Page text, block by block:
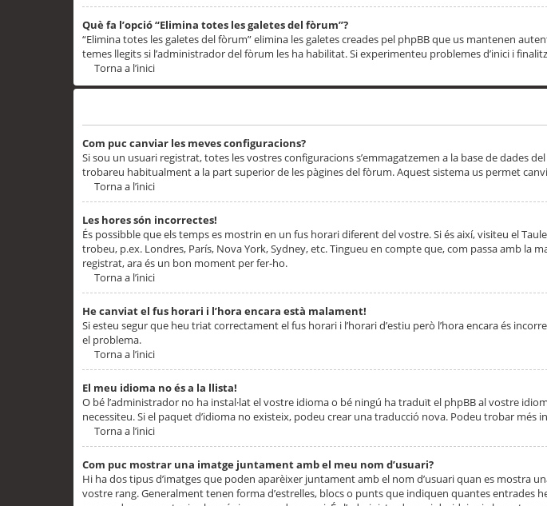
Què fa l’opció “Elimina totes les galetes del fòrum”?
“Elimina totes les galetes del fòrum” elimina les galetes creades pel phpBB que us mantenen
temes llegits si l’administrador del fòrum les ha habilitat. Si experimenteu problemes d’inici i
Torna a l’inici
Com puc canviar les meves configuracions?
Si sou un usuari registrat, totes les vostres configuracions s’emmagatzemen a la base de dades
trobareu habitualment a la part superior de les pàgines del fòrum. Aquest sistema us permet
Torna a l’inici
Les hores són incorrectes!
És possibble que els temps es mostrin en un fus horari diferent del vostre. Si és així, visiteu el
trobeu, p.ex. Londres, París, Nova York, Sydney, etc. Tingueu en compte que, com passa amb la
registrat, ara és un bon moment per fer-ho.
Torna a l’inici
He canviat el fus horari i l’hora encara està malament!
Si esteu segur que heu triat correctament el fus horari i l’horari d’estiu però l’hora encara és
el problema.
Torna a l’inici
El meu idioma no és a la llista!
O bé l’administrador no ha instal·lat el vostre idioma o bé ningú ha traduït el phpBB al vostre
necessiteu. Si el paquet d’idioma no existeix, podeu crear una traducció nova. Podeu trobar
Torna a l’inici
Com puc mostrar una imatge juntament amb el meu nom d’usuari?
Hi ha dos tipus d’imatges que poden aparèixer juntament amb el nom d’usuari quan es mostra
vostre rang. Generalment tenen forma d’estrelles, blocs o punts que indiquen quantes